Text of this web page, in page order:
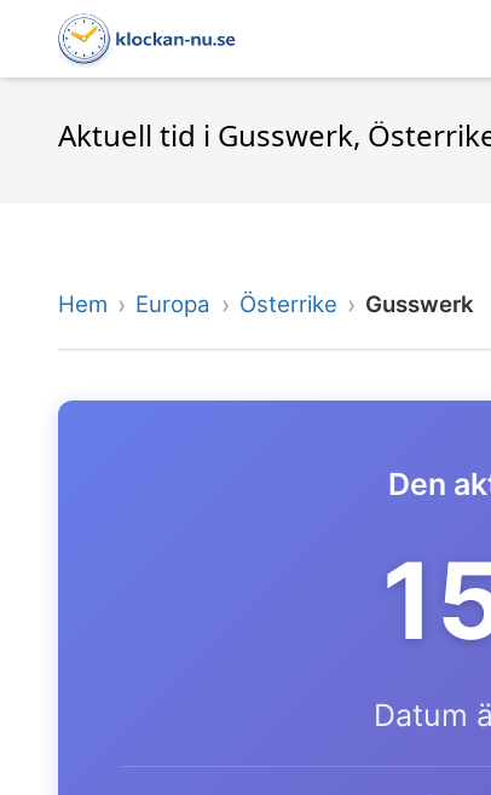
Aktuell tid i Gusswerk,
Hem Europa Österrike Gusswerk
Den
Datum